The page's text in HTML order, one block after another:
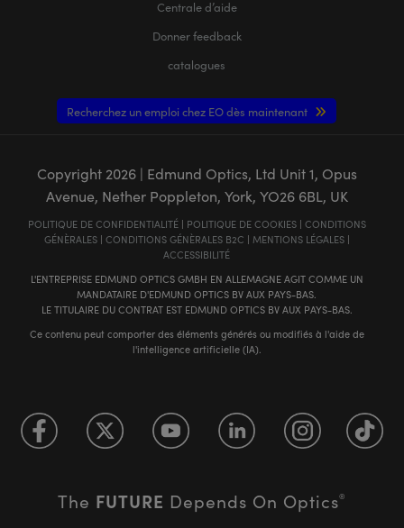
Centrale d’aide
Donner feedback
catalogues
Recherchez un emploi chez EO dès maintenant
Copyright 2026| Edmund Optics, Ltd Unit 1, Opus
Avenue, Nether Poppleton, York, YO26 6BL, UK
POLITIQUE DE CONFIDENTIALITÉ| POLITIQUE DE COOKIES| CONDITIONS
GÉNÈRALES| CONDITIONS GÉNÈRALES B2C | MENTIONS LÉGALES|
ACCESSIBILITÉ
L'ENTREPRISE EDMUND OPTICS GMBH EN ALLEMAGNE AGIT COMME UN
MANDATAIRE D'EDMUND OPTICS BV AUX PAYS-BAS.
LE TITULAIRE DU CONTRAT EST EDMUND OPTICS BV AUX PAYS-BAS.
Ce contenu peut comporter des éléments générés ou modifiés à l'aide de
l'intelligence artificielle (IA).
The FUTURE Depends On Optics®